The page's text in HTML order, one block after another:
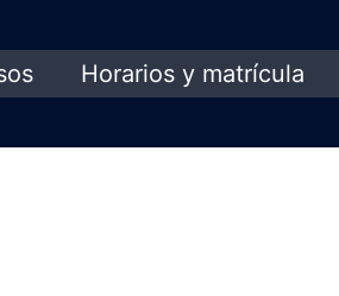
Horarios y matrícula